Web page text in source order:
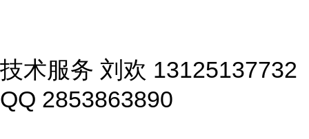
技术服务 刘欢 13125137732
QQ 2853863890